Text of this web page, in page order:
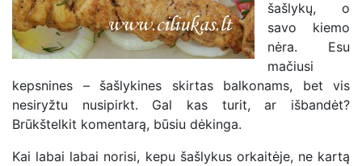
šašlykų, o
savo kiemo
nėra. Esu
mačiusi
kepsnines – šašlykines skirtas balkonams, bet vis
nesiryžtu nusipirkt. Gal kas turit, ar išbandėt?
Brūkštelkit komentarą, būsiu dėkinga.
Kai labai labai norisi, kepu šašlykus orkaitėje, ne kartą